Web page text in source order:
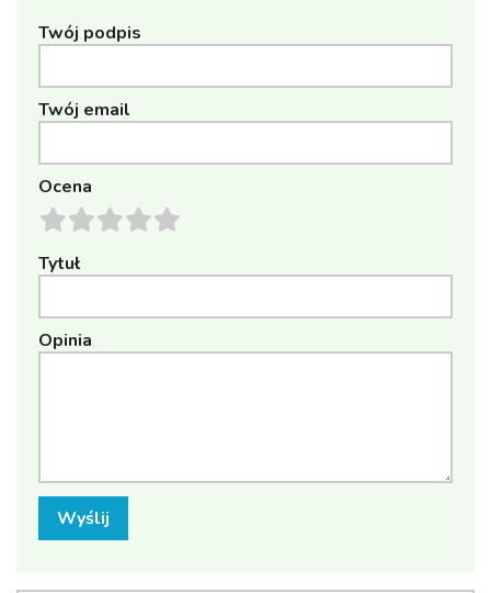
Twój podpis
Twój email
Ocena
Tytuł
Opinia
Wyślij